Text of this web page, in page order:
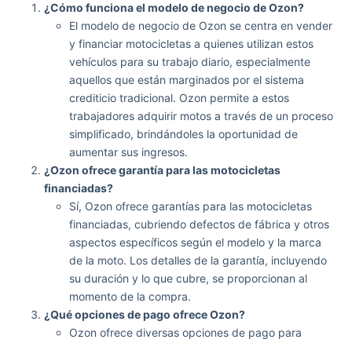
¿Cómo funciona el modelo de negocio de Ozon?
El modelo de negocio de Ozon se centra en vender
y financiar motocicletas a quienes utilizan estos
vehículos para su trabajo diario, especialmente
aquellos que están marginados por el sistema
crediticio tradicional. Ozon permite a estos
trabajadores adquirir motos a través de un proceso
simplificado, brindándoles la oportunidad de
aumentar sus ingresos.
¿Ozon ofrece garantía para las motocicletas
financiadas?
Sí, Ozon ofrece garantías para las motocicletas
financiadas, cubriendo defectos de fábrica y otros
aspectos específicos según el modelo y la marca
de la moto. Los detalles de la garantía, incluyendo
su duración y lo que cubre, se proporcionan al
momento de la compra.
¿Qué opciones de pago ofrece Ozon?
Ozon ofrece diversas opciones de pago para